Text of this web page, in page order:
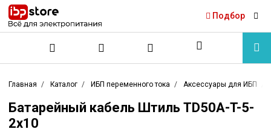
Подбор
Главная Каталог ИБП переменного тока Аксессуары для ИБП
Батарейный кабель Штиль TD50A-T-5-
2x10